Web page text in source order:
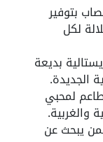
بتوفير
لكل
بديعة
الجديدة.
لمحبي
والغربية.
يبحث عن